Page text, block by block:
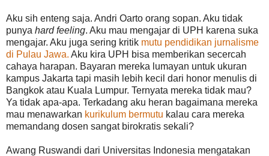
Aku sih enteng saja. Andri Oarto orang sopan. Aku tidak
punya hard feeling. Aku mau mengajar di UPH karena suka
mengajar. Aku juga sering kritik mutu pendidikan jurnalisme
di Pulau Jawa. Aku kira UPH bisa memberikan secercah
cahaya harapan. Bayaran mereka lumayan untuk ukuran
kampus Jakarta tapi masih lebih kecil dari honor menulis di
Bangkok atau Kuala Lumpur. Ternyata mereka tidak mau?
Ya tidak apa-apa. Terkadang aku heran bagaimana mereka
mau menawarkan kurikulum bermutu kalau cara mereka
memandang dosen sangat birokratis sekali?
Awang Ruswandi dari Universitas Indonesia mengatakan